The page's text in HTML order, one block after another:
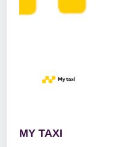
MY TAXI